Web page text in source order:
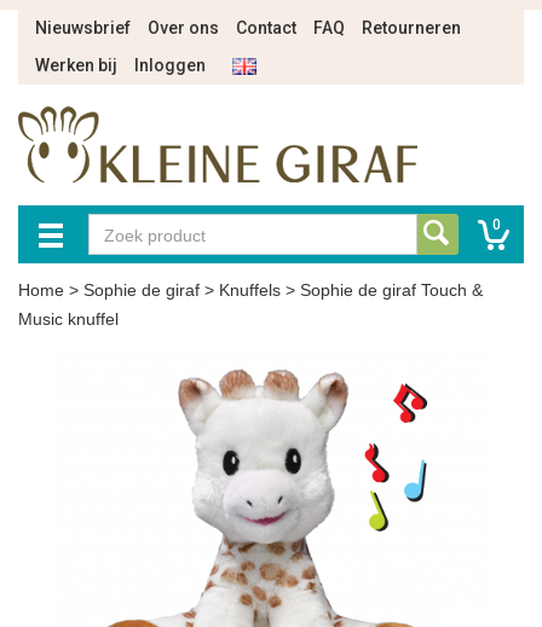
Nieuwsbrief Over ons Contact FAQ
Retourneren
Werken bij
Inloggen
0
Home > Sophie de giraf > Knuffels > Sophie de giraf Touch &
Music knuffel